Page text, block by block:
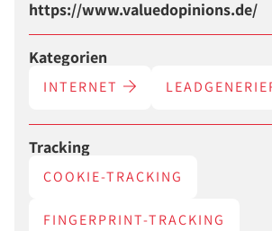
https://www.valuedopinions.de/
Kategorien
INTERNET
Tracking
COOKIE-TRACKING
FINGERPRINT-TRACKING